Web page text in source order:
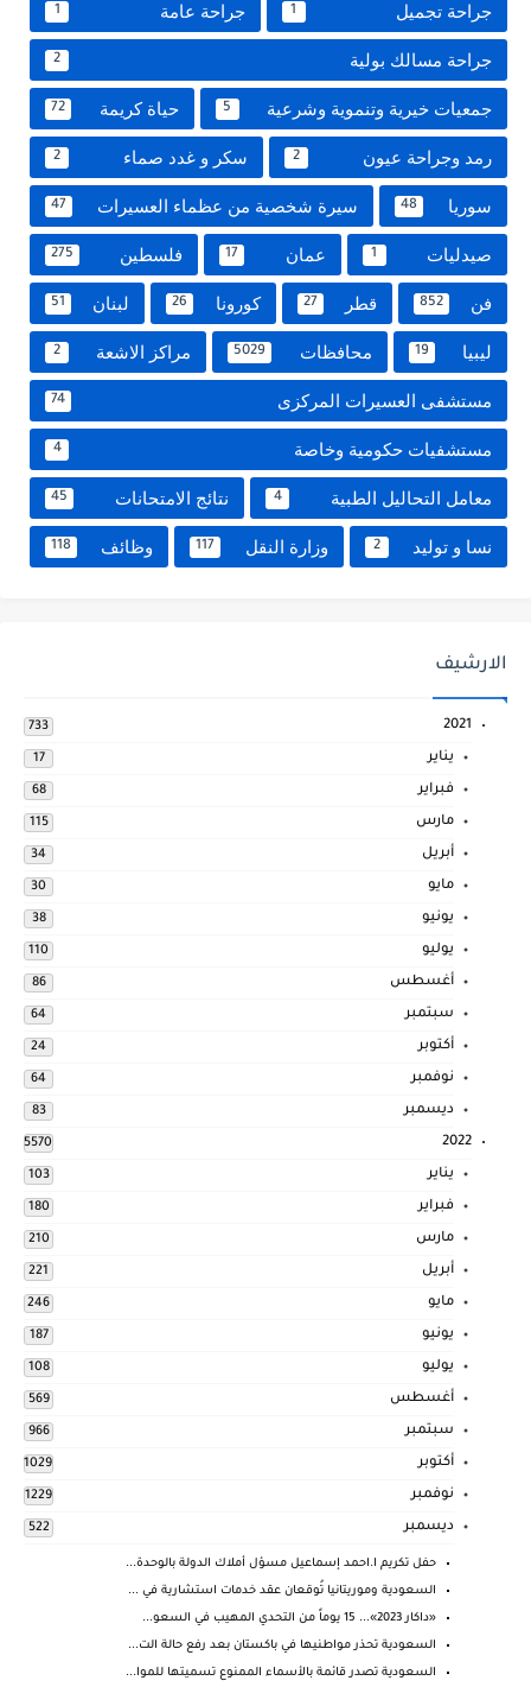
جراحة تجميل 1 جراحة عامة 1
جراحة مسالك بولية 2
جمعيات خيرية وتنموية وشرعية 5 حياة كريمة 72
رمد وجراحة عيون 2 سكر و غدد صماء 2
سوريا 48 سيرة شخصية من عظماء العسيرات 47
صيدليات 1 عمان 17 فلسطين 275
فن 852 قطر 27 كورونا 26 لبنان 51
ليبيا 19 محافظات 5029 مراكز الاشعة 2
مستشفى العسيرات المركزى 74
مستشفيات حكومية وخاصة 4
معامل التحاليل الطبية 4 نتائج الامتحانات 45
نسا و توليد 2 وزارة النقل 117 وظائف 118
الارشيف
2021
733
يناير 17
فبراير 68
مارس 115
أبريل 34
مايو 30
يونيو 38
يوليو 110
أغسطس 86
سبتمبر 64
أكتوبر 24
نوفمبر 64
ديسمبر 83
2022
5570
يناير 103
فبراير 180
مارس 210
أبريل 221
مايو 246
يونيو 187
يوليو 108
أغسطس 569
سبتمبر 966
أكتوبر 1029
نوفمبر 1229
ديسمبر 522
حفل تكريم ا.احمد إسماعيل مسؤل أملاك الدولة بالوحدة...
السعودية وموريتانيا تُوقعان عقد خدمات استشارية في ...
«داكار 2023»... 15 يوماً من التحدي المهيب في السعو...
السعودية تحذر مواطنيها في باكستان بعد رفع حالة الت...
السعودية تصدر قائمة بالأسماء الممنوع تسميتها للموا...